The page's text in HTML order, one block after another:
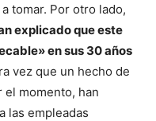
tomar. Por otro lado,
explicado que este
en sus 30 años
vez que un hecho de
el momento, han
las empleadas